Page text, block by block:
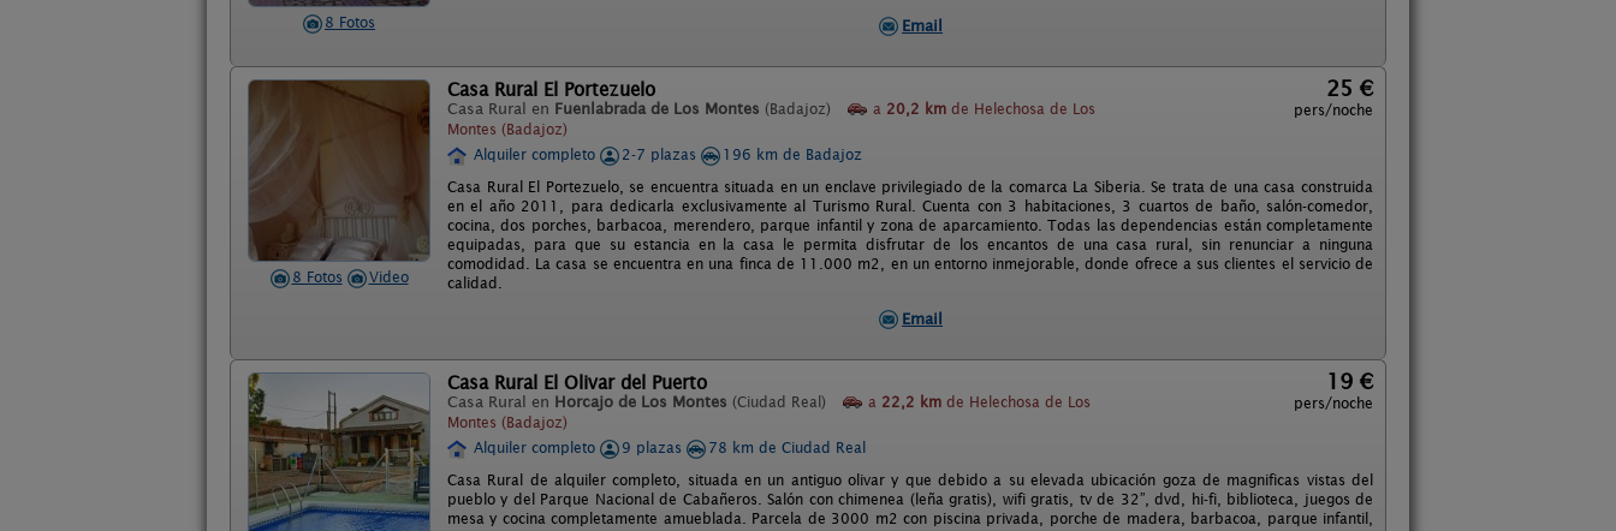
8 Fotos
Email
8 Fotos Video
Casa Rural El Portezuelo
Casa Rural en Fuenlabrada de Los Montes (Badajoz) a 20,2 km de Helechosa de Los
Montes (Badajoz)
25 €
pers/noche
Alquiler completo 2-7 plazas
196 km de Badajoz
Casa Rural El Portezuelo, se encuentra situada en un enclave privilegiado de la comarca La Siberia. Se trata de una casa construida
en el año 2011, para dedicarla exclusivamente al Turismo Rural. Cuenta con 3 habitaciones, 3 cuartos de baño, salón-comedor,
cocina, dos porches, barbacoa, merendero, parque infantil y zona de aparcamiento. Todas las dependencias están completamente
equipadas, para que su estancia en la casa le permita disfrutar de los encantos de una casa rural, sin renunciar a ninguna
comodidad. La casa se encuentra en una finca de 11.000 m2, en un entorno inmejorable, donde ofrece a sus clientes el servicio de
calidad.
Email
Casa Rural El Olivar del Puerto
Casa Rural en Horcajo de Los Montes (Ciudad Real) a 22,2 km de Helechosa de Los
Montes (Badajoz)
19 €
pers/noche
Alquiler completo 9 plazas
78 km de Ciudad Real
Casa Rural de alquiler completo, situada en un antiguo olivar y que debido a su elevada ubicación goza de magnificas vistas del
pueblo y del Parque Nacional de Cabañeros. Salón con chimenea (leña gratis), wifi gratis, tv de 32”, dvd, hi-fi, biblioteca, juegos de
mesa y cocina completamente amueblada. Parcela de 3000 m2 con piscina privada, porche de madera, barbacoa, parque infantil,